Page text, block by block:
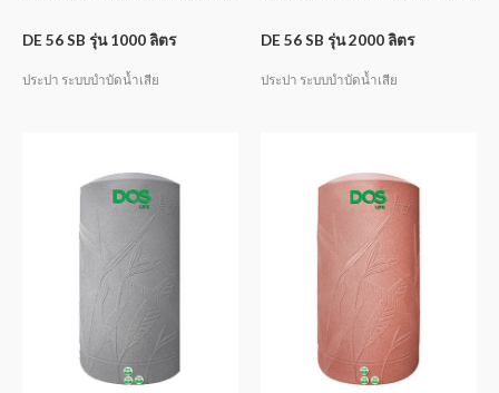
DE 56 SB รุ่น 1000 ลิตร
ประปา ระบบบำบัดน้ำเสีย
DE 56 SB รุ่น 2000 ลิตร
ประปา ระบบบำบัดน้ำเสีย